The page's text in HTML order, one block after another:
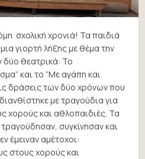
σχολική χρονιά! Τα παιδιά
γιορτή λήξης με θέμα την
δύο θεατρικά: Το
και το “Με αγάπη και
δράσεις των δύο χρόνων που
με τραγούδια για
χορούς και αθλοπαιδιές. Τα
συγκίνησαν και
έμειναν αμέτοχοι:
στους χορούς και